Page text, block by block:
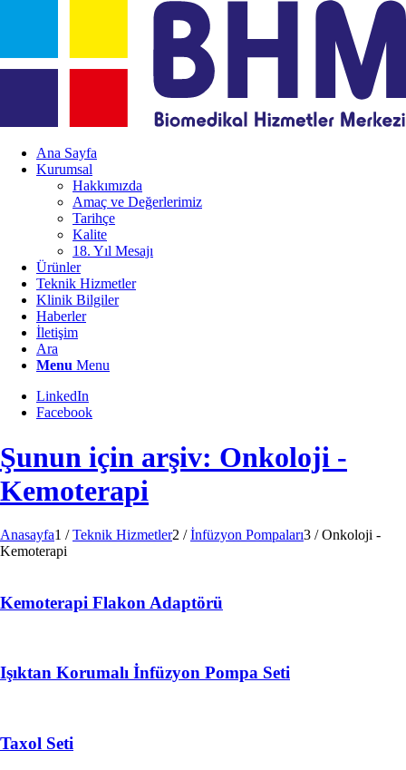
Ana Sayfa
Kurumsal
Hakkımızda
Amaç ve Değerlerimiz
Tarihçe
Kalite
18. Yıl Mesajı
Ürünler
Teknik Hizmetler
Klinik Bilgiler
Haberler
İletişim
Ara
Menu Menu
LinkedIn
Facebook
Şunun için arşiv: Onkoloji -
Kemoterapi
Anasayfa1 / Teknik Hizmetler2 / İnfüzyon Pompaları3 / Onkoloji -
Kemoterapi
Kemoterapi Flakon Adaptörü
Işıktan Korumalı İnfüzyon Pompa Seti
Taxol Seti